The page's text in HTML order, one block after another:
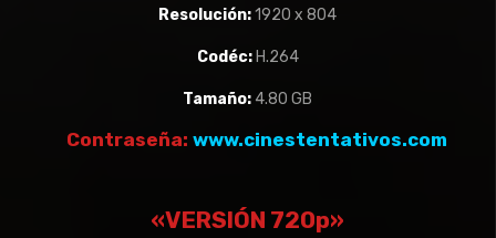
Resolución:1920 x 804
Codéc: H.264
Tamaño: 4.80 GB
Contraseña: www.cinestentativos.com
«VERSIÓN 720p»